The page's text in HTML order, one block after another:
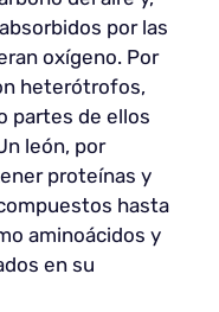
por las
oxígeno. Por
heterótrofos,
partes de ellos
león, por
proteínas y
hasta
aminoácidos y
en su